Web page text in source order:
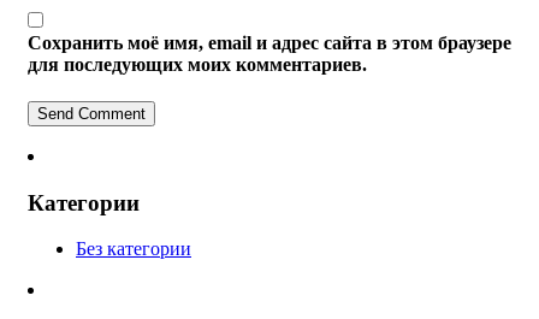
Сохранить моё имя, email и адрес сайта в этом браузере
для последующих моих комментариев.
Категории
Без категории